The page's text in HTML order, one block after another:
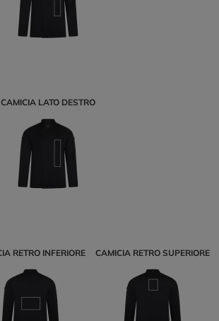
CAMICIA LATO DESTRO
RETRO INFERIORE CAMICIA RETRO SUPERIORE